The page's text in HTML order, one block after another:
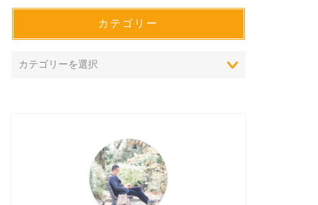
カテゴリー